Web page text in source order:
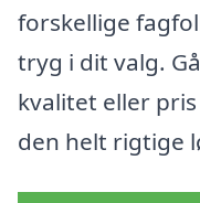
forskellige
tryg i dit valg.
kvalitet eller
den helt rigtige